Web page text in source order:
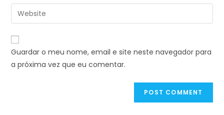
Guardar o meu nome, email e site neste navegador para
a próxima vez que eu comentar.